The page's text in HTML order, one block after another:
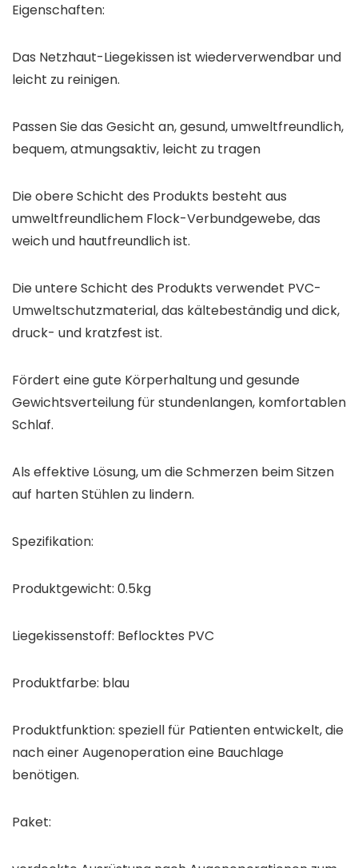
Eigenschaften:
Das Netzhaut-Liegekissen ist wiederverwendbar und
leicht zu reinigen.
Passen Sie das Gesicht an, gesund, umweltfreundlich,
bequem, atmungsaktiv, leicht zu tragen
Die obere Schicht des Produkts besteht aus
umweltfreundlichem Flock-Verbundgewebe, das
weich und hautfreundlich ist.
Die untere Schicht des Produkts verwendet PVC-
Umweltschutzmaterial, das kältebeständig und dick,
druck- und kratzfest ist.
Fördert eine gute Körperhaltung und gesunde
Gewichtsverteilung für stundenlangen, komfortablen
Schlaf.
Als effektive Lösung, um die Schmerzen beim Sitzen
auf harten Stühlen zu lindern.
Spezifikation:
Produktgewicht: 0.5kg
Liegekissenstoff: Beflocktes PVC
Produktfarbe: blau
Produktfunktion: speziell für Patienten entwickelt, die
nach einer Augenoperation eine Bauchlage
benötigen.
Paket: